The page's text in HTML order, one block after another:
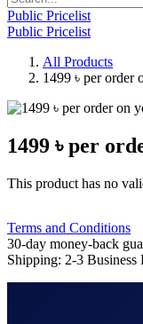
Public Pricelist
Public Pricelist
All Products
1499 ৳ per order
1499 ৳ per
This product has no
Terms and Conditions
30-day money-back
Shipping: 2-3 Business